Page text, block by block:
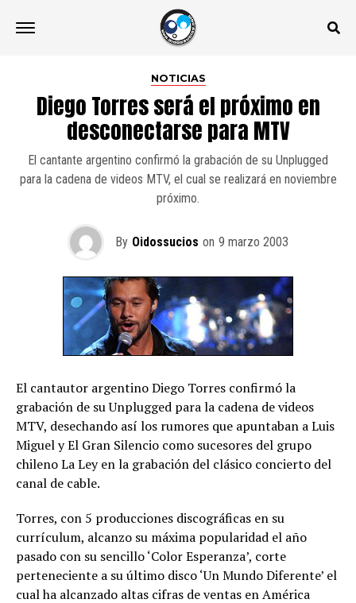
NOTICIAS
Diego Torres será el próximo en
desconectarse para MTV
El cantante argentino confirmó la grabación de su Unplugged
para la cadena de videos MTV, el cual se realizará en noviembre
próximo.
By Oidossucios on 9 marzo 2003
El cantautor argentino Diego Torres confirmó la
grabación de su Unplugged para la cadena de videos
MTV, desechando así los rumores que apuntaban a Luis
Miguel y El Gran Silencio como sucesores del grupo
chileno La Ley en la grabación del clásico concierto del
canal de cable.
Torres, con 5 producciones discográficas en su
currículum, alcanzo su máxima popularidad el año
pasado con su sencillo ‘Color Esperanza’, corte
perteneciente a su último disco ‘Un Mundo Diferente’ el
cual ha alcanzado altas cifras de ventas en América